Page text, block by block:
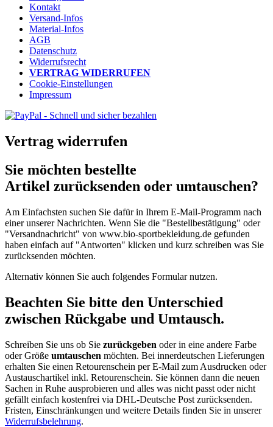
Kontakt
Versand-Infos
Material-Infos
AGB
Datenschutz
Widerrufsrecht
VERTRAG WIDERRUFEN
Cookie-Einstellungen
Impressum
Vertrag widerrufen
Sie möchten bestellte
Artikel zurücksenden oder umtauschen?
Am Einfachsten suchen Sie dafür in Ihrem E-Mail-Programm nach
einer unserer Nachrichten. Wenn Sie die "Bestellbestätigung" oder
"Versandnachricht" von www.bio-sportbekleidung.de gefunden
haben einfach auf "Antworten" klicken und kurz schreiben was Sie
zurücksenden möchten.
Alternativ können Sie auch folgendes Formular nutzen.
Beachten Sie bitte den Unterschied
zwischen Rückgabe und Umtausch.
Schreiben Sie uns ob Sie zurückgeben oder in eine andere Farbe
oder Größe umtauschen möchten. Bei innerdeutschen Lieferungen
erhalten Sie einen Retourenschein per E-Mail zum Ausdrucken oder
Austauschartikel inkl. Retourenschein. Sie können dann die neuen
Sachen in Ruhe ausprobieren und alles was nicht passt oder nicht
gefällt einfach kostenfrei via DHL-Deutsche Post zurücksenden.
Fristen, Einschränkungen und weitere Details finden Sie in unserer
Widerrufsbelehrung.